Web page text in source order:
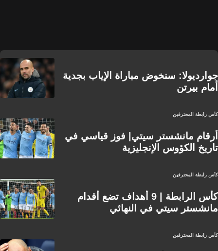
جوارديولا: سنخوض مباراة الإياب بجدية
أمام بيرتن
كأس رابطة المحترفين
أرقام مانشستر سيتي| فوز قياسي في
تاريخ الكؤوس الإنجليزية
كأس رابطة المحترفين
كأس الرابطة | 9 أهداف تضع أقدام
مانشستر سيتي في النهائي
كأس رابطة المحترفين